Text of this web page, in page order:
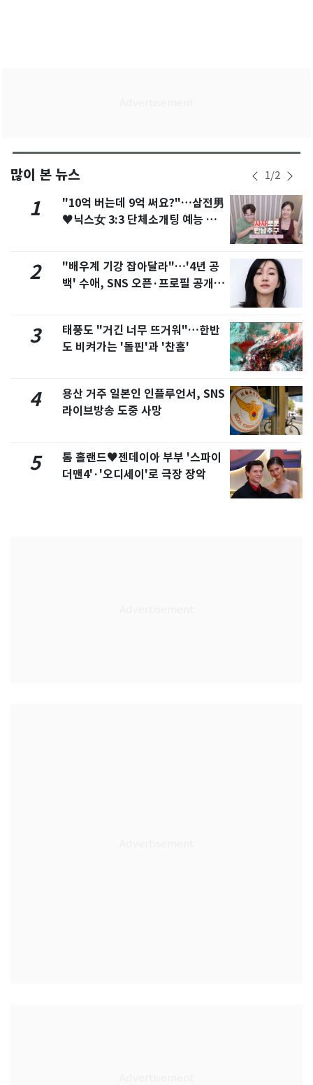
많이 본 뉴스 1/2
1
"10억 버는데 9억 써요?"…삼전男
♥닉스女 3:3 단체소개팅 예능 화
2
"배우계 기강 잡아달라"…'4년 공
백' 수애, SNS 오픈·프로필 공개
3
태풍도 "거긴 너무 뜨거워"…한반
도 비켜가는 '돌핀'과 '찬홈'
4
용산 거주 일본인 인플루언서, SNS
라이브방송 도중 사망
5
톰 홀랜드♥젠데이아 부부 '스파이
더맨4'·'오디세이'로 극장 장악